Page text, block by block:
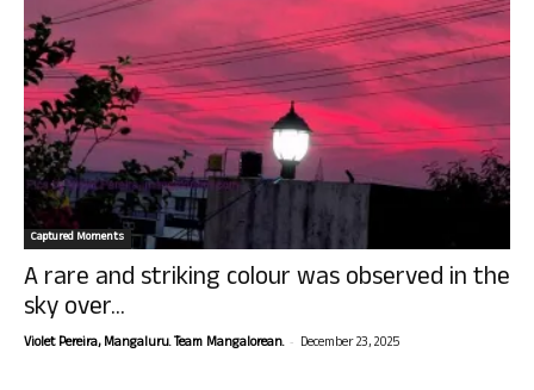
Captured Moments
A rare and striking colour was observed in the
sky over...
Violet Pereira, Mangaluru. Team Mangalorean. - December 23, 2025